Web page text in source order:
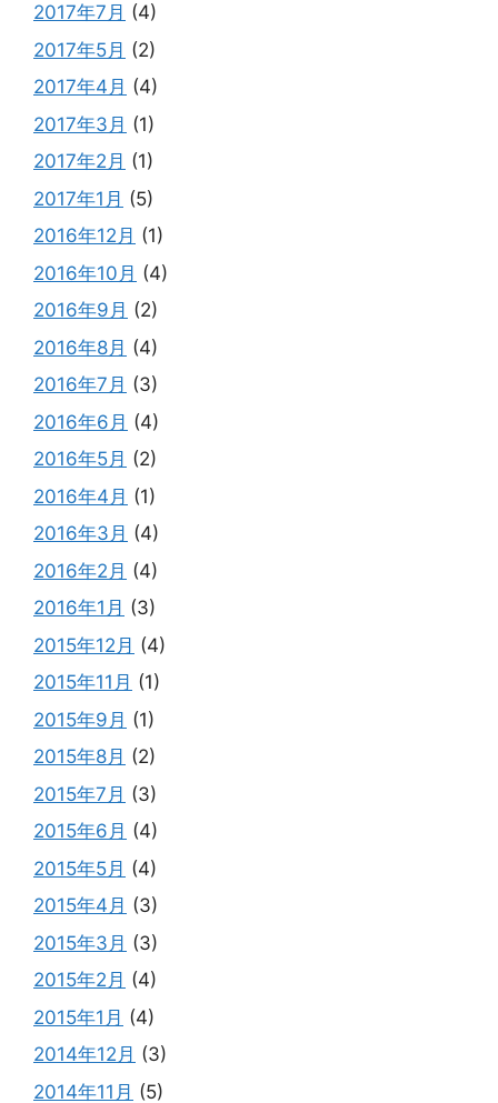
2017年7月 (4)
2017年5月 (2)
2017年4月 (4)
2017年3月 (1)
2017年2月 (1)
2017年1月 (5)
2016年12月 (1)
2016年10月 (4)
2016年9月 (2)
2016年8月 (4)
2016年7月 (3)
2016年6月 (4)
2016年5月 (2)
2016年4月 (1)
2016年3月 (4)
2016年2月 (4)
2016年1月 (3)
2015年12月 (4)
2015年11月 (1)
2015年9月 (1)
2015年8月 (2)
2015年7月 (3)
2015年6月 (4)
2015年5月 (4)
2015年4月 (3)
2015年3月 (3)
2015年2月 (4)
2015年1月 (4)
2014年12月 (3)
2014年11月 (5)